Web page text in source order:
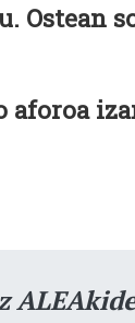
Ostean
aforoa